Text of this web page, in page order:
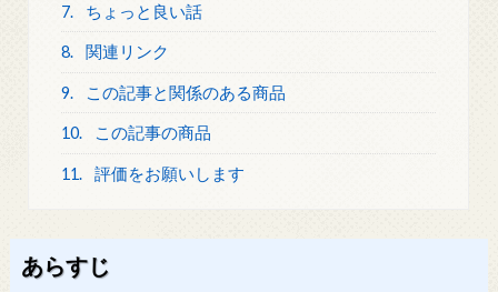
7. ちょっと良い話
8. 関連リンク
9. この記事と関係のある商品
10. この記事の商品
11. 評価をお願いします
あらすじ